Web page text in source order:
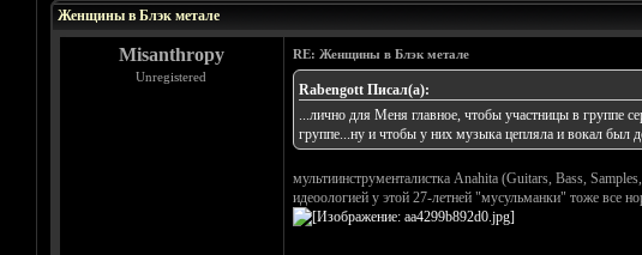
Женщины в Блэк метале
Misanthropy
Unregistered
RE: Женщины в Блэк метале
Rabengott Писал(а):
...лично для Меня главное, чтобы участницы в группе
группе...ну и чтобы у них музыка цепляла и вокал был
мультиинструменталистка Anahita (Guitars, Bass,
идеоологией у этой 27-летней "мусульманки" тоже все